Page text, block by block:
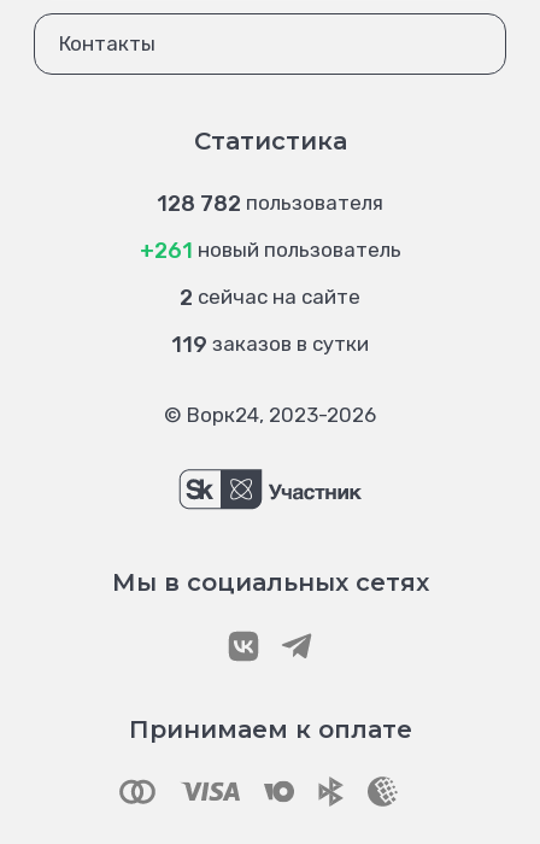
Контакты
Статистика
128 782 пользователя
+261 новый пользователь
2 сейчас на сайте
119 заказов в сутки
© Ворк24, 2023-2026
Мы в социальных сетях
Принимаем к оплате